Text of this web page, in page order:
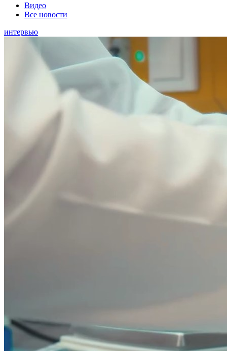
Видео
Все новости
интервью